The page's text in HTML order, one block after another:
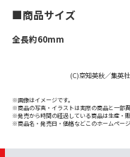
■商品サイズ
全長約60mm
(C)空知英秋／集英
※画像はイメージです。
※商品の写真・イラストは実際の商品と一部
※発売から時間の経過している商品は生産・
※商品名・発売日・価格などこのホームペー